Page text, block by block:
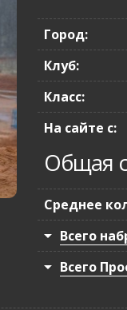
Город:
Клуб:
Класс:
На сайте с:
Общая
Среднее
Всего
Всего